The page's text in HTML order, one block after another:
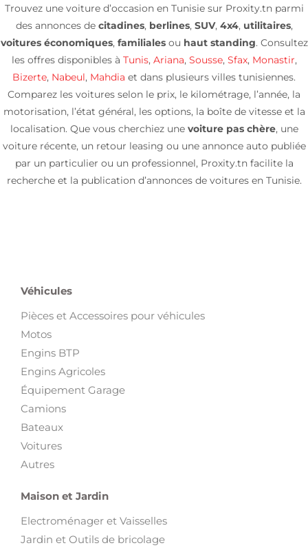
Trouvez une voiture d’occasion en Tunisie sur Proxity.tn parmi
des annonces de citadines, berlines,SUV, 4x4, utilitaires,
voitures économiques,familialesou haut standing. Consultez
les offres disponibles à Tunis, Ariana, Sousse, Sfax, Monastir,
Bizerte, Nabeul, Mahdia et dans plusieurs villes tunisiennes.
Comparez les voitures selon le prix, le kilométrage, l’année, la
motorisation, l’état général, les options, la boîte de vitesse et la
localisation. Que vous cherchiez une voiture pas chère, une
voiture récente, un retour leasing ou une annonce auto publiée
par un particulier ou un professionnel, Proxity.tn facilite la
recherche et la publication d’annonces de voitures en Tunisie.
Véhicules
Pièces et Accessoires pour véhicules
Motos
Engins BTP
Engins Agricoles
Équipement Garage
Camions
Bateaux
Voitures
Autres
Maison et Jardin
Electroménager et Vaisselles
Jardin et Outils de bricolage